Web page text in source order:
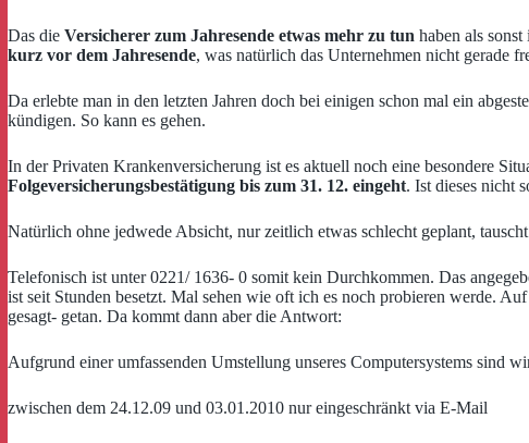
Das die Versicherer zum Jahresende etwas mehr zu tun haben als
kurz vor dem Jahresende, was natürlich das Unternehmen nicht gerade
Da erlebte man in den letzten Jahren doch bei einigen schon mal ein
kündigen. So kann es gehen.
In der Privaten Krankenversicherung ist es aktuell noch eine besondere
Folgeversicherungsbestätigung bis zum 31. 12. eingeht. Ist dieses nicht
Natürlich ohne jedwede Absicht, nur zeitlich etwas schlecht geplant,
Telefonisch ist unter 0221/ 1636- 0 somit kein Durchkommen. Das
ist seit Stunden besetzt. Mal sehen wie oft ich es noch probieren werde.
gesagt- getan. Da kommt dann aber die Antwort:
Aufgrund einer umfassenden Umstellung unseres Computersystems sind
zwischen dem 24.12.09 und 03.01.2010 nur eingeschränkt via E-Mail